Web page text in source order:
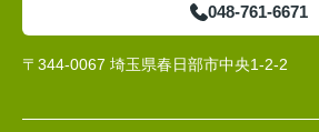
048-761-6671
〒344-0067 埼玉県春日部市中央1-2-2